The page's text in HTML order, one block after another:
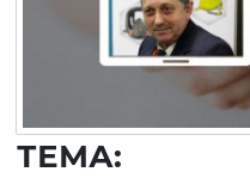
ТЕМА: